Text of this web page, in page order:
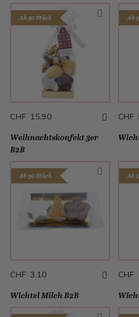
Ab 50 Stück
CHF 15.90
Ab
CHF
Weihnachtskonfekt 3er
B2B
Ab 50 Stück
CHF 3.10
Ab
CHF
Wichtel Milch B2B